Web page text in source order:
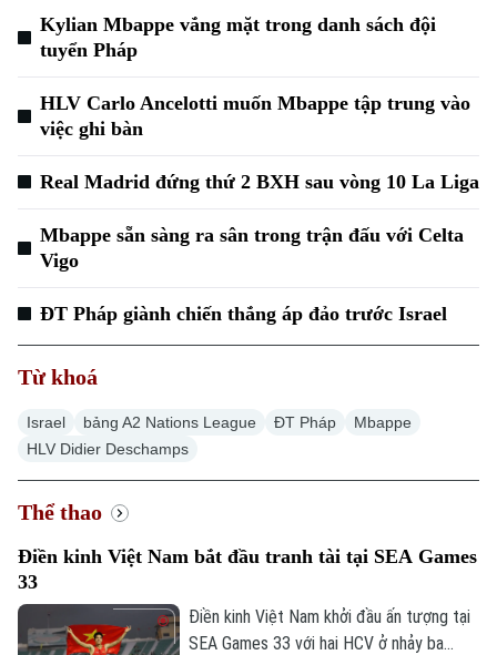
Kylian Mbappe vắng mặt trong danh sách đội
tuyển Pháp
HLV Carlo Ancelotti muốn Mbappe tập trung vào
việc ghi bàn
Real Madrid đứng thứ 2 BXH sau vòng 10 La Liga
Mbappe sẵn sàng ra sân trong trận đấu với Celta
Vigo
ĐT Pháp giành chiến thắng áp đảo trước Israel
Từ khoá
Israel bảng A2 Nations League ĐT Pháp
Mbappe
HLV Didier Deschamps
Thể thao
Điền kinh Việt Nam bắt đầu tranh tài tại SEA Games
33
Điền kinh Việt Nam khởi đầu ấn tượng tại
SEA Games 33 với hai HCV ở nhảy ba